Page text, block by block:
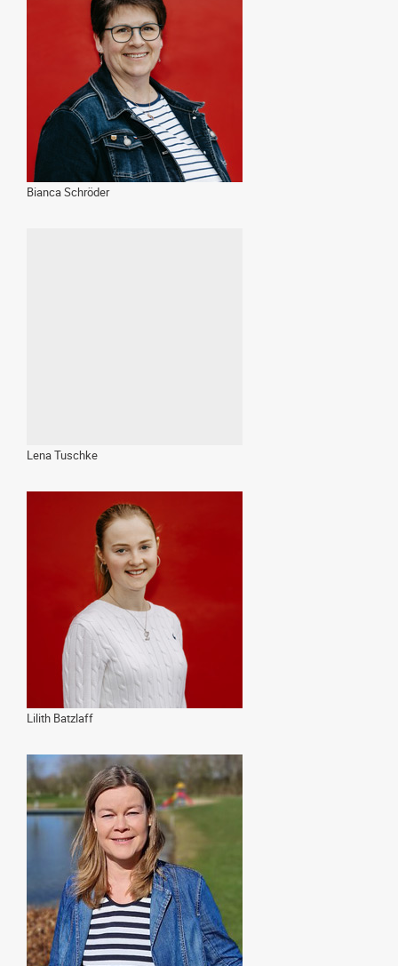
Bianca Schröder
Lena Tuschke
Lilith Batzlaff